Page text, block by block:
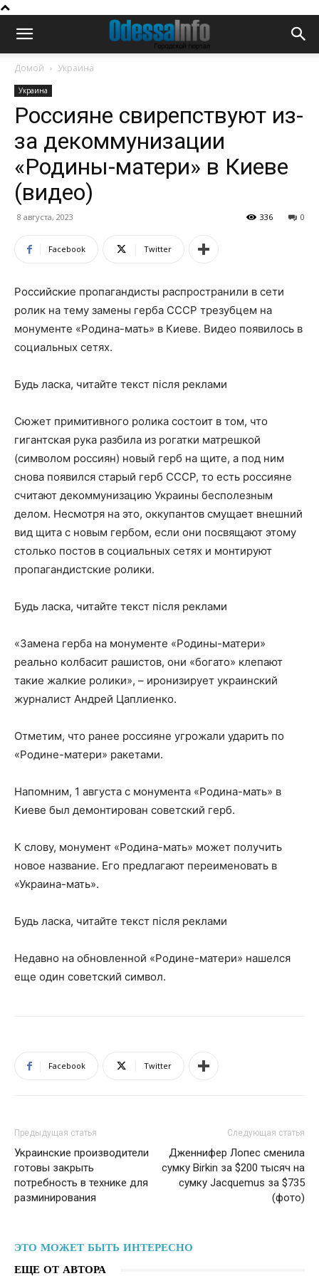
Домой Украина
Украина
Россияне свирепствуют из-
за декоммунизации
«Родины-матери» в Киеве
(видео)
8 августа, 2023 0
336
Facebook Twitter
Российские пропагандисты распространили в сети
ролик на тему замены герба СССР трезубцем на
монументе «Родина-мать» в Киеве. Видео появилось в
социальных сетях.
Будь ласка, читайте текст після реклами
Сюжет примитивного ролика состоит в том, что
гигантская рука разбила из рогатки матрешкой
(символом россиян) новый герб на щите, а под ним
снова появился старый герб СССР, то есть россияне
считают декоммунизацию Украины бесполезным
делом. Несмотря на это, оккупантов смущает внешний
вид щита с новым гербом, если они посвящают этому
столько постов в социальных сетях и монтируют
пропагандистские ролики.
Будь ласка, читайте текст після реклами
«Замена герба на монументе «Родины-матери»
реально колбасит рашистов, они «богато» клепают
такие жалкие ролики», – иронизирует украинский
журналист Андрей Цаплиенко.
Отметим, что ранее россияне угрожали ударить по
«Родине-матери» ракетами.
Напомним, 1 августа с монумента «Родина-мать» в
Киеве был демонтирован советский герб.
К слову, монумент «Родина-мать» может получить
новое название. Его предлагают переименовать в
«Украина-мать».
Будь ласка, читайте текст після реклами
Недавно на обновленной «Родине-матери» нашелся
еще один советский символ.
Facebook Twitter
Предыдущая статья
Украинские производители
готовы закрыть
потребность в технике для
разминирования
Следующая статья
Дженнифер Лопес сменила
сумку Birkin за $200 тысяч на
сумку Jacquemus за $735
(фото)
ЭТО МОЖЕТ БЫТЬ ИНТЕРЕСНО
ЕЩЕ ОТ АВТОРА